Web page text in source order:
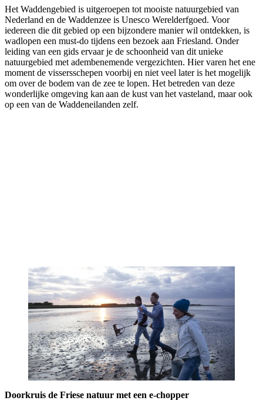
Het Waddengebied is uitgeroepen tot mooiste natuurgebied van
Nederland en de Waddenzee is Unesco Werelderfgoed. Voor
iedereen die dit gebied op een bijzondere manier wil ontdekken, is
wadlopen een must-do tijdens een bezoek aan Friesland. Onder
leiding van een gids ervaar je de schoonheid van dit unieke
natuurgebied met adembenemende vergezichten. Hier varen het ene
moment de vissersschepen voorbij en niet veel later is het mogelijk
om over de bodem van de zee te lopen. Het betreden van deze
wonderlijke omgeving kan aan de kust van het vasteland, maar ook
op een van de Waddeneilanden zelf.
Doorkruis de Friese natuur met een e-chopper